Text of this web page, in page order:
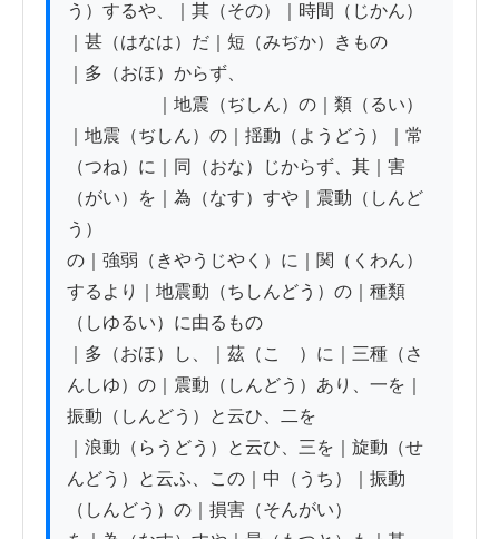
う）するや、｜其（その）｜時間（じかん）
｜甚（はなは）だ｜短（みぢか）きもの
｜多（おほ）からず、
｜地震（ぢしん）の｜類（るい）
｜地震（ぢしん）の｜揺動（ようどう）｜常
（つね）に｜同（おな）じからず、其｜害
（がい）を｜為（なす）すや｜震動（しんど
う）
の｜強弱（きやうじやく）に｜関（くわん）
するより｜地震動（ちしんどう）の｜種類
（しゆるい）に由るもの
｜多（おほ）し、｜茲（こゝ）に｜三種（さ
んしゆ）の｜震動（しんどう）あり、一を｜
振動（しんどう）と云ひ、二を
｜浪動（らうどう）と云ひ、三を｜旋動（せ
んどう）と云ふ、この｜中（うち）｜振動
（しんどう）の｜損害（そんがい）